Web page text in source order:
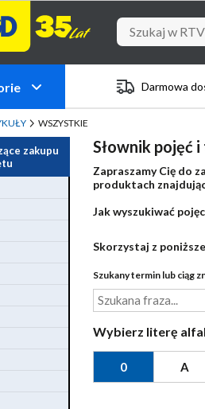
Darmowa
WSZYSTKIE
zakupu
Słownik pojęć
Zapraszamy Cię do
produktach
Jak wyszukiwać
Skorzystaj z
Szukany termin lub ciąg
Wybierz literę
0 A